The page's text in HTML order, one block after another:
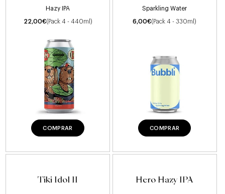
Hazy IPA
22,00€(Pack 4 - 440ml)
COMPRAR
Sparkling Water
6,00€(Pack 4 - 330ml)
COMPRAR
Tiki Idol II Hero Hazy IPA